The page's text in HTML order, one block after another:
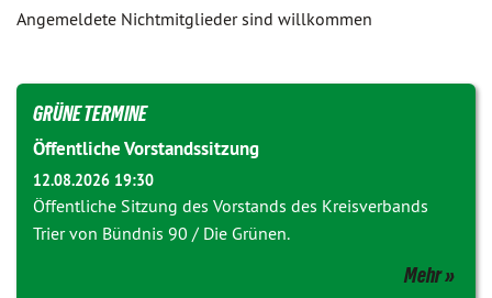
Angemeldete Nichtmitglieder sind willkommen
GRÜNE TERMINE
Öffentliche Vorstandssitzung
12.08.2026 19:30
Öffentliche Sitzung des Vorstands des Kreisverbands
Trier von Bündnis 90 / Die Grünen.
Mehr